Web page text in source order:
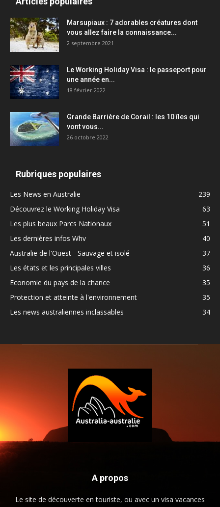
Marsupiaux : 7 adorables créatures dont
vous allez faire la connaissance...
2 septembre 2021
Le Working Holiday Visa : le passeport pour
une année en...
18 février 2022
Grande Barrière de Corail : les 10 îles qui
vont vous...
26 octobre 2022
Rubriques populaires
Les News en Australie
239
Découvrez le Working Holiday Visa
63
Les plus beaux Parcs Nationaux
51
Les dernières infos Whv
40
Australie de l'Ouest - Sauvage et isolé
37
Les états et les principales villes
36
Economie du pays de la chance
35
Protection et atteinte à l'environnement
35
Les news australiennes inclassables
34
A propos
Le site de découverte en touriste, ou avec un visa vacances